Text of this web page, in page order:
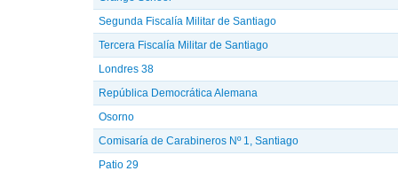
Segunda Fiscalía Militar de Santiago
Tercera Fiscalía Militar de Santiago
Londres 38
República Democrática Alemana
Osorno
Comisaría de Carabineros Nº 1, Santiago
Patio 29